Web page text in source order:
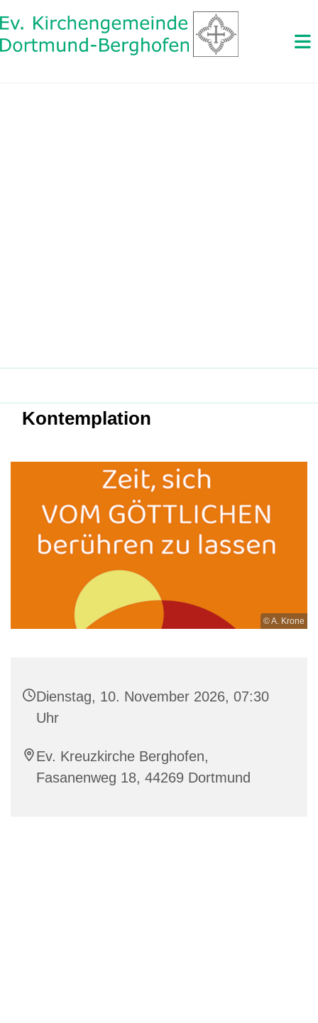
Kontemplation
© A. Krone
Dienstag, 10. November 2026, 07:30
Uhr
Ev. Kreuzkirche Berghofen,
Fasanenweg 18, 44269 Dortmund